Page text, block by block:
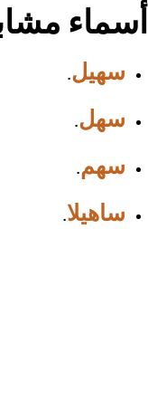
أسماء
سهيل.
سهل.
سهم.
ساهيلا.